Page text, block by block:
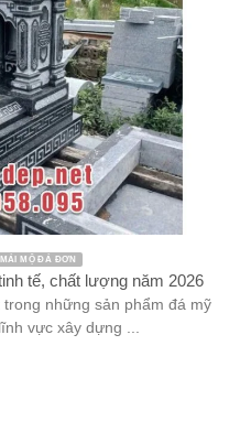
MỘ ĐÁ ĐƠN
tế, chất lượng năm 2026
những sản phẩm đá mỹ
vực xây dựng ...